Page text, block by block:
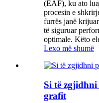
(EAF), ku ato
procesin e
furrës janë
të siguruar
optimale. Këto
Lexo më shumë
Si të zgjidhni
grafit